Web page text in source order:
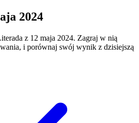
2024
z 12 maja 2024. Zagraj w nią
i porównaj swój wynik z dzisiejszą